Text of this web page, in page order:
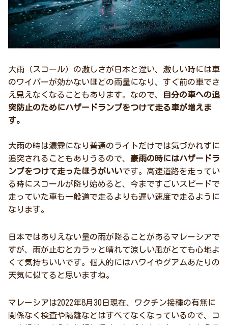
大雨（スコール）の激しさが日本と違い、激しい時には車
のワイパーが効かないほどの雨量になり、すぐ前の車でさ
え見えなくなることもあります。なので、
自分の車への追
突防止のためにハザードランプをつけて走る車が増えま
す。
大雨の時は濃霧になり普通のライトだけでは気づかれずに
追突されることもありうるので、 豪雨の時にはハザードラ
ンプをつけて走ったほうがいいです。高速道路を走ってい
る時にスコールが降り始めると、今まですごいスピードで
走っていた車も一般道で走るよりも遅い速度で走るように
なります。
日本ではありえない量の雨が降ることがあるマレーシアで
すが、雨が止むとカラッと晴れて涼しい風がとても心地よ
くて気持ちいいです。個人的にはハワイやグアムあたりの
天気に似てると思いますね。
マレーシアは2022年8月30日現在、ワクチン接種の有無に
関係なく検査や隔離などはすべてなくなっているので、コ